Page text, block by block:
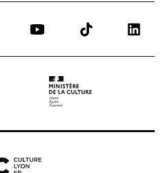
externeMinistère de la culture